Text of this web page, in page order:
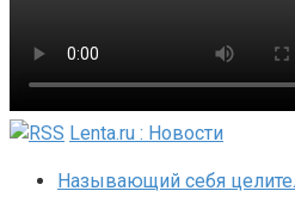
Lenta.ru : Новости
Называющий себя